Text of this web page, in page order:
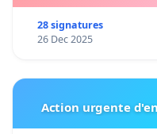
28 signatures
26 Dec 2025
Action urgente